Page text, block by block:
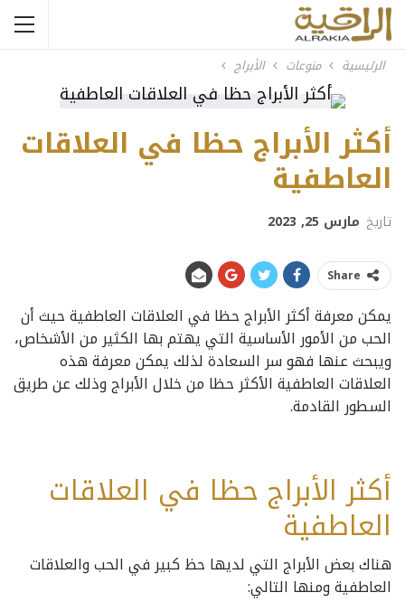
الرئيسية منوعات الأبراج
أكثر الأبراج حظا في العلاقات
العاطفية
تاريخ مارس 25, 2023
Share
يمكن معرفة أكثر الأبراج حظا في العلاقات العاطفية حيث أن
الحب من الأمور الأساسية التي يهتم بها الكثير من الأشخاص،
ويبحث عنها فهو سر السعادة لذلك يمكن معرفة هذه
العلاقات العاطفية الأكثر حظا من خلال الأبراج وذلك عن طريق
السطور القادمة.
أكثر الأبراج حظا في العلاقات
العاطفية
هناك بعض الأبراج التي لديها حظ كبير في الحب والعلاقات
العاطفية ومنها التالي: